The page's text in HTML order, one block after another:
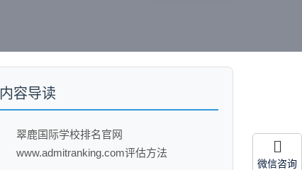
内容导读
翠鹿国际学校排名官网
www.admitranking.com评估方法
微信咨询